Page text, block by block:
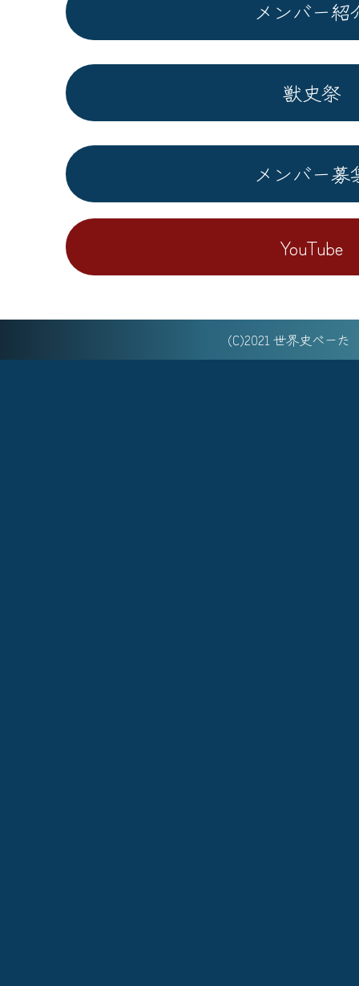
メンバー紹
獣史祭
メンバー募
YouTube
(C)2021 世界史べーた